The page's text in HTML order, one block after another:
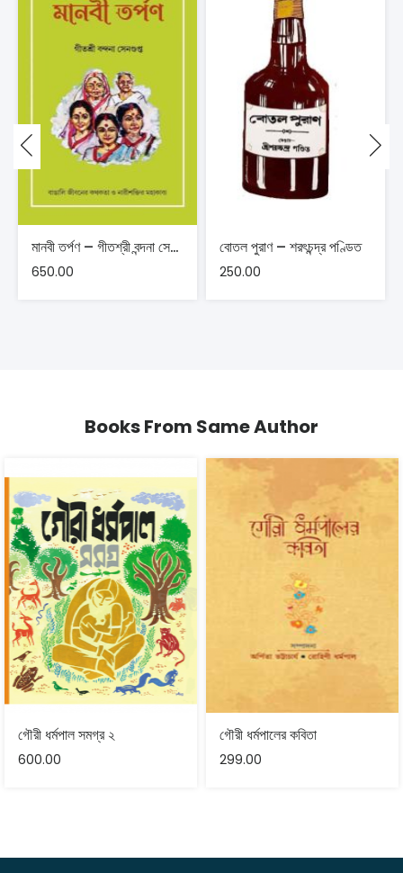
মানবী তর্পণ – গীতশ্রী বন্দনা সেনগুপ্ত
650.00
বোতল পুরাণ – শরৎচন্দ্র পণ্ডিত
250.00
Books From Same Author
গৌরী ধর্মপাল সমগ্র ২
600.00
গৌরী ধর্মপালের কবিতা
299.00